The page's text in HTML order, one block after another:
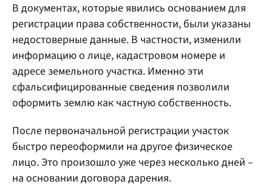
В документах, которые явились основанием для
регистрации права собственности, были указаны
недостоверные данные. В частности, изменили
информацию о лице, кадастровом номере и
адресе земельного участка. Именно эти
сфальсифицированные сведения позволили
оформить землю как частную собственность.
После первоначальной регистрации участок
быстро переоформили на другое физическое
лицо. Это произошло уже через несколько дней –
на основании договора дарения.